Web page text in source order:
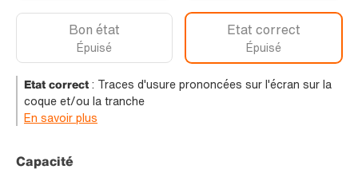
Bon état
Épuisé
Etat correct
Épuisé
Etat correct: Traces d'usure prononcées sur l'écran sur la
coque et/ou la tranche
En savoir plus
Capacité